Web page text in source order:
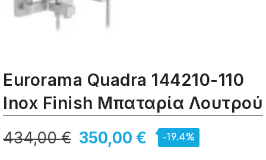
Eurorama Quadra 144210-110
Inox Finish Μπαταρία Λουτρού
350,00 €
434,00 € -19.4%